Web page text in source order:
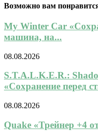
Возможно вам
My Winter Car
машина, на...
08.08.2026
S.T.A.L.K.E.R.:
«Сохранение перед
08.08.2026
Quake «Трейнер +4